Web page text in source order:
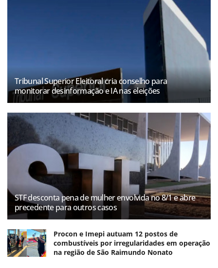
Tribunal Superior Eleitoral cria conselho para
monitorar desinformação e IA nas eleições
STF desconta pena de mulher envolvida no 8/1 e abre
precedente para outros casos
Procon e Imepi autuam 12 postos de
combustíveis por irregularidades em operação
na região de São Raimundo Nonato